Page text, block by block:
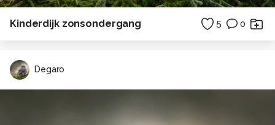
Kinderdijk zonsondergang 5 0
Degaro